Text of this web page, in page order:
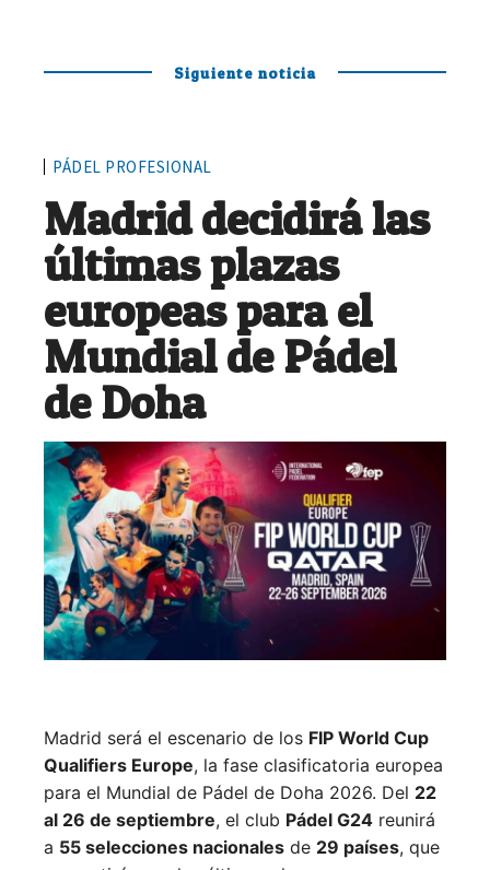
Siguiente noticia
PÁDEL PROFESIONAL
Madrid decidirá las
últimas plazas
europeas para el
Mundial de Pádel
de Doha
Madrid será el escenario de los FIP World Cup
Qualifiers Europe, la fase clasificatoria europea
para el Mundial de Pádel de Doha 2026. Del 22
al 26 de septiembre, el club Pádel G24 reunirá
a 55 selecciones nacionales de 29 países, que